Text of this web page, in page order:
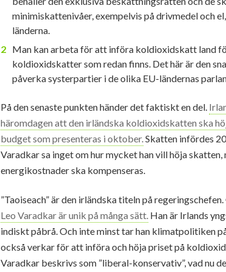
minimiskattenivåer, exempelvis på drivmedel och
länderna.
Man kan arbeta för att införa koldioxidskatt land
koldioxidskatter som redan finns. Det här är den
påverka systerpartier i de olika EU-ländernas
På den senaste punkten händer det faktiskt en del.
häromdagen att den irländska koldioxidskatten ska
budget som presenteras i oktober.Skatten infördes
Varadkar sa inget om hur mycket han vill höja
energikostnader ska kompenseras.
”Taoiseach” är den irländska titeln på
Leo Varadkar är unik på många sätt. Han är Irlands
indiskt påbrå. Och inte minst tar han klimatpolitiken
också verkar för att införa och höja priset på
Varadkar beskrivs som ”liberal-konservativ”, vad nu